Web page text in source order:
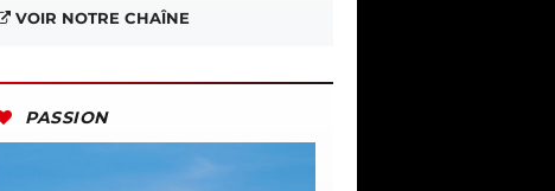
VOIR NOTRE CHAÎNE
PASSION